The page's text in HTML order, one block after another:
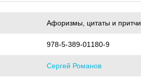
Афоризмы, цитаты и притчи
978-5-389-01180-9
Сергей Романов